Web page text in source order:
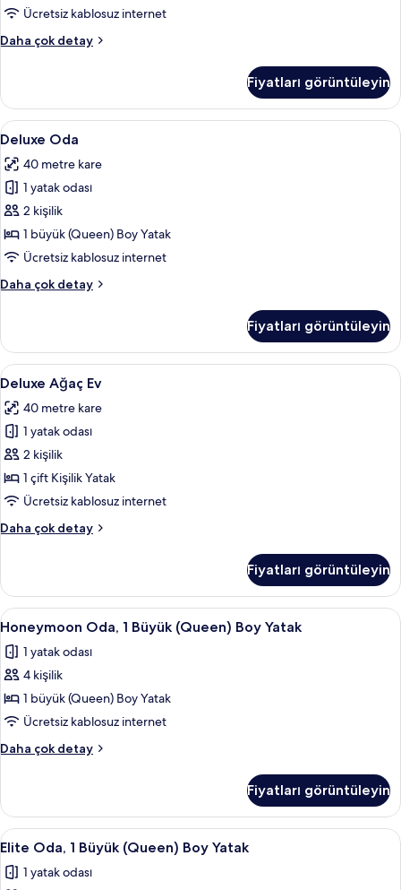
Ücretsiz kablosuz internet
Daha çok detay
Romantic
fazla
detay
Fiyatları görüntüleyin
Deluxe
Oda
için
tüm
fotoğrafları
görün
Deluxe Oda | Mısır pamuklu çarşaf
6
Deluxe Oda
40 metre kare
1 yatak odası
2 kişilik
1 büyük (Queen) Boy Yatak
Ücretsiz kablosuz internet
Daha çok detay
Deluxe
fazla
detay
Fiyatları görüntüleyin
Deluxe
Ağaç
Ev
için
tüm
fotoğrafları
görün
Deluxe Ağaç Ev | Mısır pamuklu
5
Deluxe Ağaç Ev
40 metre kare
1 yatak odası
2 kişilik
1 çift Kişilik Yatak
Ücretsiz kablosuz internet
Daha çok detay
Deluxe
daha
fazla
detay
Fiyatları görüntüleyin
Honeymoon
Oda,
Büyük
(Queen)
Boy
Yatak
için
fotoğrafları
görün
Honeymoon Oda, 1 Büyük (Queen)
4
Honeymoon Oda, 1 Büyük (Queen) Boy Yatak
1 yatak odası
4 kişilik
1 büyük (Queen) Boy Yatak
Ücretsiz kablosuz internet
Daha çok detay
Honeymoon
(Queen)
Boy
Yatak
daha
Fiyatları görüntüleyin
Elite
Oda,
Elite Oda, 1 Büyük (Queen) Boy
4
Elite Oda, 1 Büyük (Queen) Boy Yatak
1 yatak odası